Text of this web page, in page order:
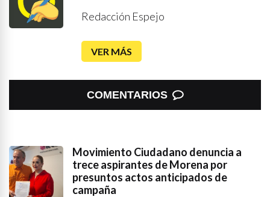
Redacción Espejo
VER MÁS
COMENTARIOS
Movimiento Ciudadano denuncia a
trece aspirantes de Morena por
presuntos actos anticipados de
campaña